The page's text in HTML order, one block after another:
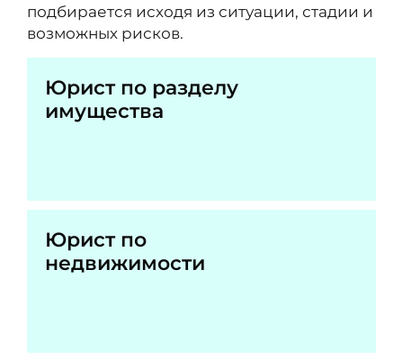
подбирается исходя из ситуации, стадии и
возможных рисков.
Юрист по разделу
имущества
Юрист по
недвижимости